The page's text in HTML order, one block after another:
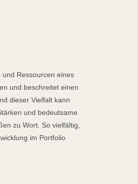
Ressourcen eines
und beschreitet einen
dieser Vielfalt kann
und bedeutsame
zu Wort. So vielfältig,
im Portfolio